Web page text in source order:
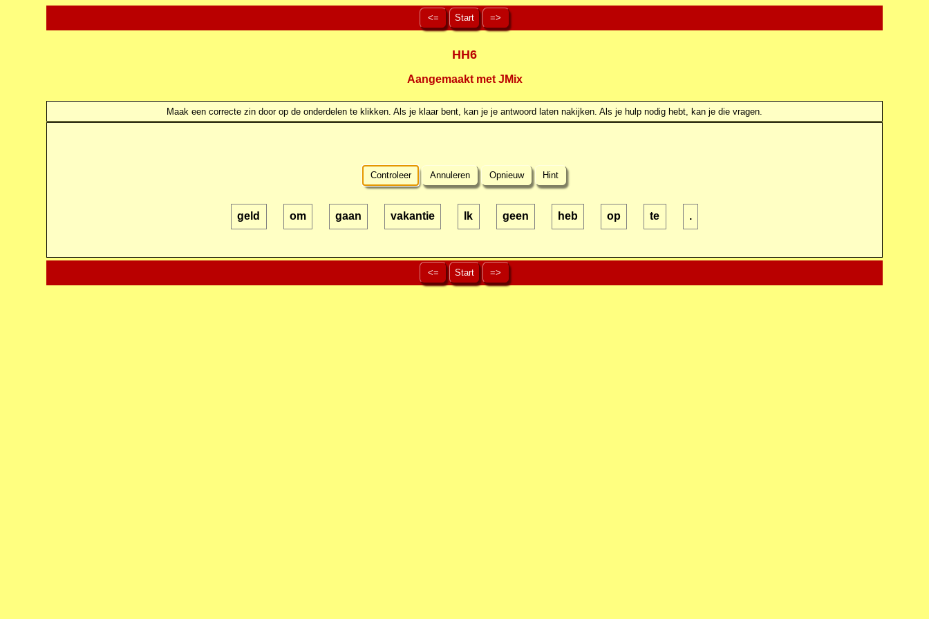
<= Start =>
HH6
Aangemaakt met JMix
Maak een correcte zin door op de onderdelen te klikken. Als je klaar bent, kan je je antwoord laten nakijken. Als je hulp nodig hebt, kan je die vragen.
Controleer Annuleren Opnieuw Hint
geld om gaan vakantie Ik geen heb op te .
<= Start =>